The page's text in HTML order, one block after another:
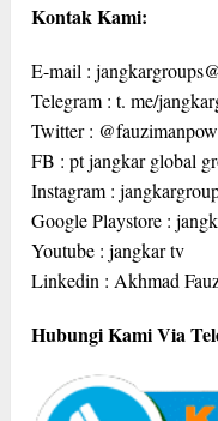
Kontak Kami:
E-mail :
Telegram : t. me/
Twitter :
FB : pt jangkar global
Instagram :
Google Playstore :
Youtube : jangkar tv
Linkedin : Akhmad
Hubungi Kami Via